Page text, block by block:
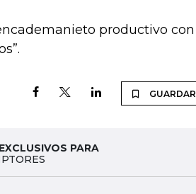
productivo con
GUARDAR
PARA